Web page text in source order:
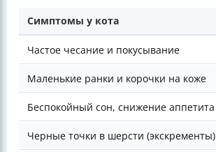
Симптомы у кота
Частое чесание и покусывание
Маленькие ранки и корочки на коже
Беспокойный сон, снижение аппетита
Черные точки в шерсти (экскременты)